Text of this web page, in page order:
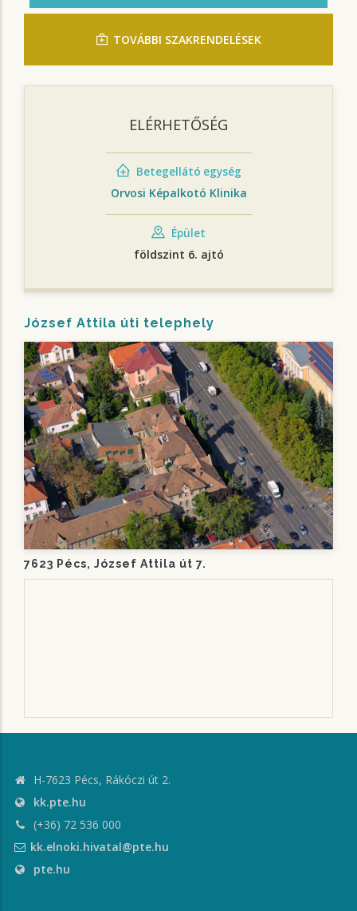
TOVÁBBI SZAKRENDELÉSEK
ELÉRHETŐSÉG
Betegellátó egység
Orvosi Képalkotó Klinika
Épület
földszint 6. ajtó
József Attila úti telephely
7623 Pécs, József Attila út 7.
H-7623 Pécs, Rákóczi út 2.
kk.pte.hu
(+36) 72 536 000
kk.elnoki.hivatal@pte.hu
pte.hu